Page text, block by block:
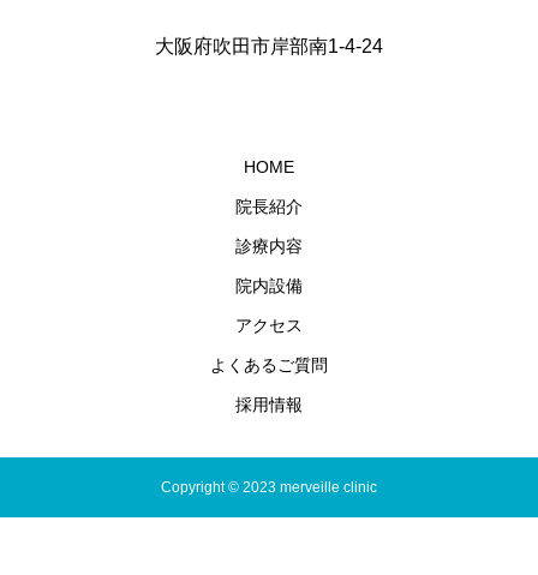
大阪府吹田市岸部南1-4-24
HOME
院長紹介
診療内容
院内設備
アクセス
よくあるご質問
採用情報
Copyright © 2023 merveille clinic